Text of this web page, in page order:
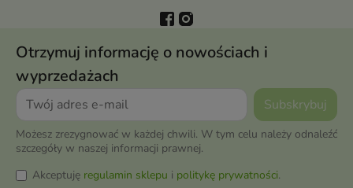
Otrzymuj informację o nowościach i
wyprzedażach
Możesz zrezygnować w każdej chwili. W tym celu należy odnaleźć
szczegóły w naszej informacji prawnej.
Akceptuję regulamin sklepu i politykę prywatności.